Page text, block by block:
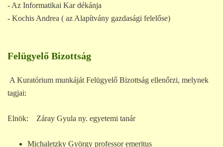
- Az Informatikai Kar dékánja
- Kochis Andrea ( az Alapítvány gazdasági felelőse)
Felügyelő Bizottság
A Kuratórium munkáját Felügyelő Bizottság ellenőrzi, melynek
tagjai:
Elnök: Záray Gyula ny. egyetemi tanár
Michaletzky György professor emeritus